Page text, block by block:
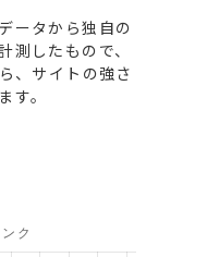
ータから独自の
測したもので、
、サイトの強さ
す。